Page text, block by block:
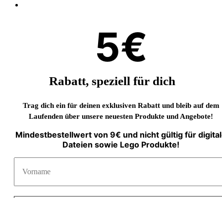
5€
Rabatt, speziell für dich
Trag dich ein für deinen exklusiven Rabatt und bleib auf dem
Laufenden über unsere neuesten Produkte und Angebote!
Mindestbestellwert von 9€ und nicht gültig für
Dateien sowie Lego Produkte!